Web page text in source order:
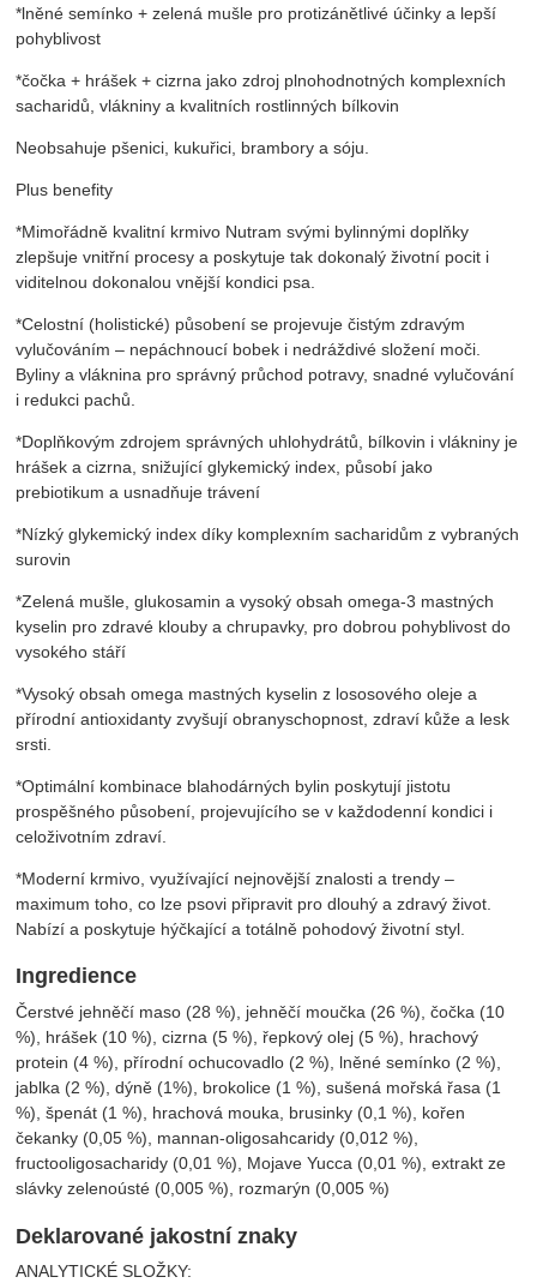
*lněné semínko + zelená mušle pro protizánětlivé účinky a lepší
pohyblivost
*čočka + hrášek + cizrna jako zdroj plnohodnotných komplexních
sacharidů, vlákniny a kvalitních rostlinných bílkovin
Neobsahuje pšenici, kukuřici, brambory a sóju.
Plus benefity
*Mimořádně kvalitní krmivo Nutram svými bylinnými doplňky
zlepšuje vnitřní procesy a poskytuje tak dokonalý životní pocit i
viditelnou dokonalou vnější kondici psa.
*Celostní (holistické) působení se projevuje čistým zdravým
vylučováním – nepáchnoucí bobek i nedráždivé složení moči.
Byliny a vláknina pro správný průchod potravy, snadné vylučování
i redukci pachů.
*Doplňkovým zdrojem správných uhlohydrátů, bílkovin i vlákniny je
hrášek a cizrna, snižující glykemický index, působí jako
prebiotikum a usnadňuje trávení
*Nízký glykemický index díky komplexním sacharidům z vybraných
surovin
*Zelená mušle, glukosamin a vysoký obsah omega-3 mastných
kyselin pro zdravé klouby a chrupavky, pro dobrou pohyblivost do
vysokého stáří
*Vysoký obsah omega mastných kyselin z lososového oleje a
přírodní antioxidanty zvyšují obranyschopnost, zdraví kůže a lesk
srsti.
*Optimální kombinace blahodárných bylin poskytují jistotu
prospěšného působení, projevujícího se v každodenní kondici i
celoživotním zdraví.
*Moderní krmivo, využívající nejnovější znalosti a trendy –
maximum toho, co lze psovi připravit pro dlouhý a zdravý život.
Nabízí a poskytuje hýčkající a totálně pohodový životní styl.
Ingredience
Čerstvé jehněčí maso (28 %), jehněčí moučka (26 %), čočka (10
%), hrášek (10 %), cizrna (5 %), řepkový olej (5 %), hrachový
protein (4 %), přírodní ochucovadlo (2 %), lněné semínko (2 %),
jablka (2 %), dýně (1%), brokolice (1 %), sušená mořská řasa (1
%), špenát (1 %), hrachová mouka, brusinky (0,1 %), kořen
čekanky (0,05 %), mannan-oligosahcaridy (0,012 %),
fructooligosacharidy (0,01 %), Mojave Yucca (0,01 %), extrakt ze
slávky zelenoústé (0,005 %), rozmarýn (0,005 %)
Deklarované jakostní znaky
ANALYTICKÉ SLOŽKY: